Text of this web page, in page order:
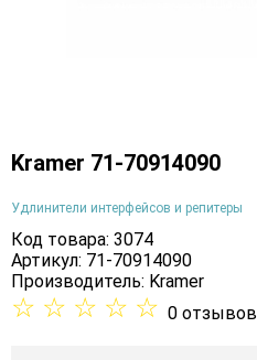
Kramer 71-70914090
Удлинители интерфейсов и репитеры
Код товара: 3074
Артикул: 71-70914090
Производитель: Kramer
☆ ☆ ☆ ☆ ☆ 0 отзывов